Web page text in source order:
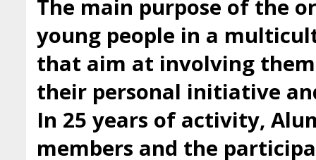
The main purpose of the
young people in a
that aim at involving
their personal initiative
In 25 years of activity,
members and the